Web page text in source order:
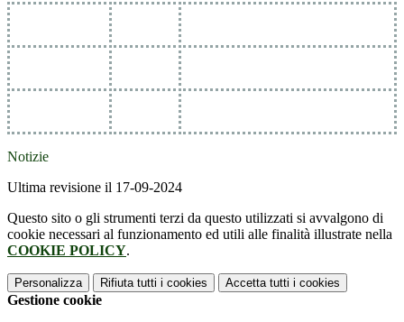
Notizie
Ultima revisione il 17-09-2024
Questo sito o gli strumenti terzi da questo utilizzati si avvalgono di
cookie necessari al funzionamento ed utili alle finalità illustrate nella
COOKIE POLICY.
Personalizza Rifiuta tutti i cookies Accetta tutti i cookies
Gestione cookie